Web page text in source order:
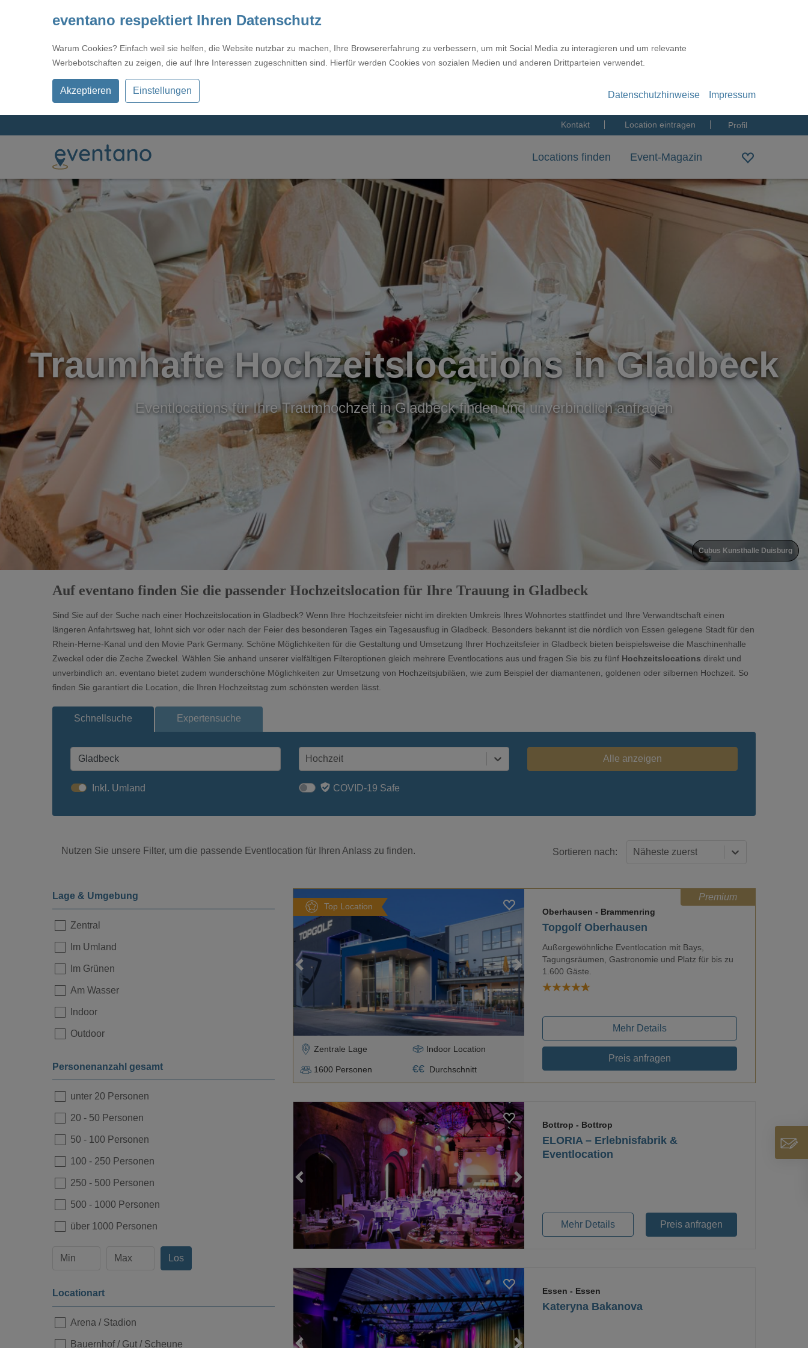
eventano respektiert Ihren Datenschutz
Warum Cookies? Einfach weil sie helfen, die Website nutzbar zu machen, Ihre Browsererfahrung zu verbessern, um mit Social Media zu interagieren und um relevante
Werbebotschaften zu zeigen, die auf Ihre Interessen zugeschnitten sind. Hierfür werden Cookies von sozialen Medien und anderen Drittparteien verwendet.
Akzeptieren Einstellungen Datenschutzhinweise Impressum
Kontakt Location eintragen Profil
Locations finden Event-Magazin
Traumhafte Hochzeitslocations in Gladbeck
Eventlocations für Ihre Traumhochzeit in Gladbeck finden und unverbindlich anfragen
Cubus Kunsthalle Duisburg
Auf eventano finden Sie die passender Hochzeitslocation für Ihre Trauung in Gladbeck
Sind Sie auf der Suche nach einer Hochzeitslocation in Gladbeck? Wenn Ihre Hochzeitsfeier nicht im direkten Umkreis Ihres Wohnortes stattfindet und Ihre Verwandtschaft einen
längeren Anfahrtsweg hat, lohnt sich vor oder nach der Feier des besonderen Tages ein Tagesausflug in Gladbeck. Besonders bekannt ist die nördlich von Essen gelegene Stadt für den
Rhein-Herne-Kanal und den Movie Park Germany. Schöne Möglichkeiten für die Gestaltung und Umsetzung Ihrer Hochzeitsfeier in Gladbeck bieten beispielsweise die Maschinenhalle
Zweckel oder die Zeche Zweckel. Wählen Sie anhand unserer vielfältigen Filteroptionen gleich mehrere Eventlocations aus und fragen Sie bis zu fünf Hochzeitslocations direkt und
unverbindlich an. eventano bietet zudem wunderschöne Möglichkeiten zur Umsetzung von Hochzeitsjubiläen, wie zum Beispiel der diamantenen, goldenen oder silbernen Hochzeit. So
finden Sie garantiert die Location, die Ihren Hochzeitstag zum schönsten werden lässt.
Schnellsuche Expertensuche
Hochzeit Alle anzeigen
Inkl. Umland COVID-19 Safe
Nutzen Sie unsere Filter, um die passende Eventlocation für Ihren Anlass zu finden. Sortieren nach: Näheste zuerst
Lage & Umgebung
Zentral
Im Umland
Im Grünen
Am Wasser
Indoor
Outdoor
Personenanzahl gesamt
unter 20 Personen
20 - 50 Personen
50 - 100 Personen
100 - 250 Personen
250 - 500 Personen
500 - 1000 Personen
über 1000 Personen
Los
Locationart
Arena / Stadion
Bauernhof / Gut / Scheune
Top Location
Loading... Loading...
Zentrale Lage Indoor Location
1600 Personen €€ Durchschnitt
Premium
Topgolf Oberhausen
Oberhausen - Brammenring
Außergewöhnliche Eventlocation mit Bays,
Tagungsräumen, Gastronomie und Platz für bis zu
1.600 Gäste.
Mehr Details
Preis anfragen
Loading...
ELORIA – Erlebnisfabrik &
Eventlocation
Bottrop - Bottrop
Mehr Details Preis anfragen
Loading...
Kateryna Bakanova
Essen - Essen